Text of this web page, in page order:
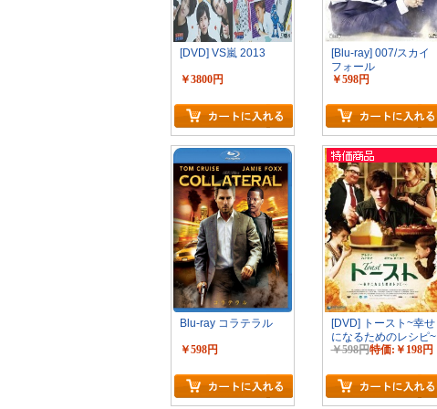
[DVD] VS嵐 2013
￥3800円
[Blu-ray] 007/スカイ
フォール
￥598円
Blu-ray コラテラル
￥598円
[DVD] トースト~幸せ
になるためのレシピ~
￥598円特価:￥198円